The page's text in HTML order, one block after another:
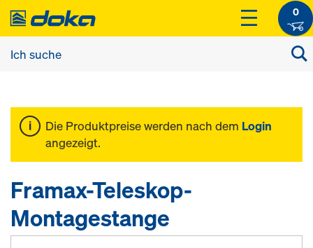
0
Die Produktpreise werden nach dem Login
angezeigt.
Framax-Teleskop-
Montagestange